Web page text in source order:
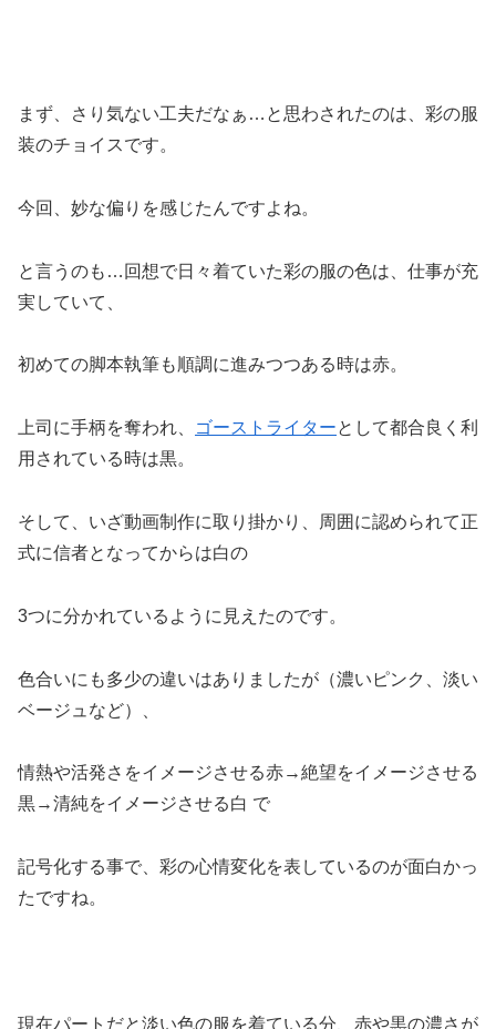
まず、さり気ない工夫だなぁ…と思わされたのは、彩の服
装のチョイスです。
今回、妙な偏りを感じたんですよね。
と言うのも…回想で日々着ていた彩の服の色は、仕事が充
実していて、
初めての脚本執筆も順調に進みつつある時は赤。
上司に手柄を奪われ、 ゴーストライターとして都合良く利
用されている時は黒。
そして、いざ動画制作に取り掛かり、周囲に認められて正
式に信者となってからは白の
3つに分かれているように見えたのです。
色合いにも多少の違いはありましたが（濃いピンク、淡い
ベージュなど）、
情熱や活発さをイメージさせる赤→絶望をイメージさせる
黒→清純をイメージさせる白 で
記号化する事で、彩の心情変化を表しているのが面白かっ
たですね。
現在パートだと淡い色の服を着ている分、赤や黒の濃さが